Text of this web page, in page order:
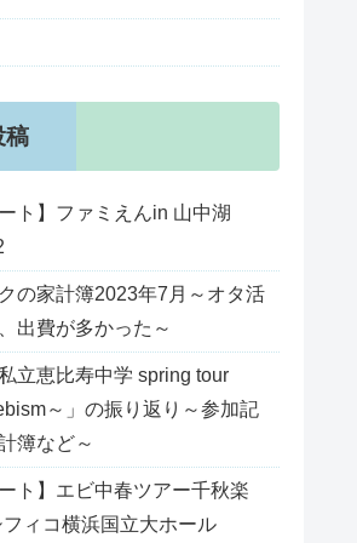
稿
ト】ファミえんin 山中湖
の家計簿2023年7月～オタ活
出費が多かった～
立恵比寿中学 spring tour
～」の振り返り～参加記
簿など～
ト】エビ中春ツアー千秋楽
ィコ横浜国立大ホール